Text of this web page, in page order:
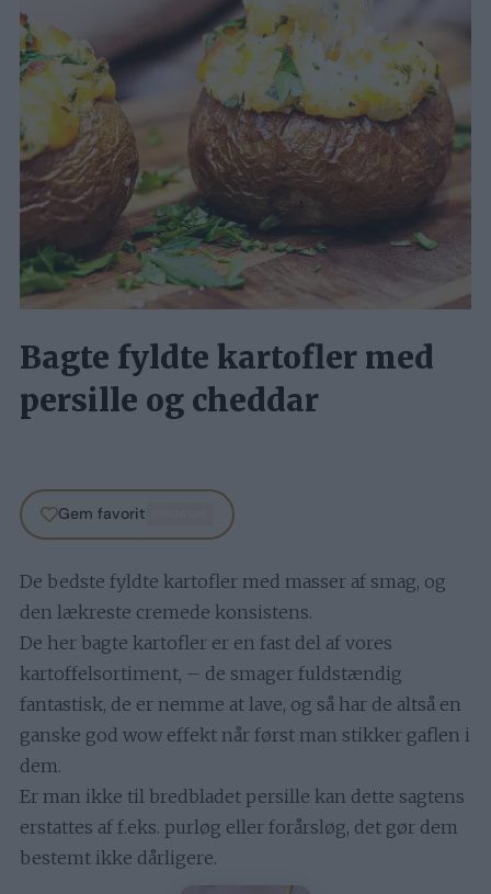
Bagte fyldte kartofler med
persille og cheddar
Gem favorit
De bedste fyldte kartofler med masser af smag, og
den lækreste cremede konsistens.
De her bagte kartofler er en fast del af vores
kartoffelsortiment, – de smager fuldstændig
fantastisk, de er nemme at lave, og så har de altså en
ganske god wow effekt når først man stikker gaflen i
dem.
Er man ikke til bredbladet persille kan dette sagtens
erstattes af f.eks. purløg eller forårsløg, det gør dem
bestemt ikke dårligere.